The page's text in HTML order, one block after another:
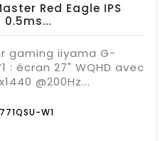
Red Eagle IPS
0.5ms...
gaming iiyama G-
: écran 27" WQHD avec
@200Hz...
W1